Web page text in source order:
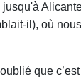
jusqu'à
il), où
que